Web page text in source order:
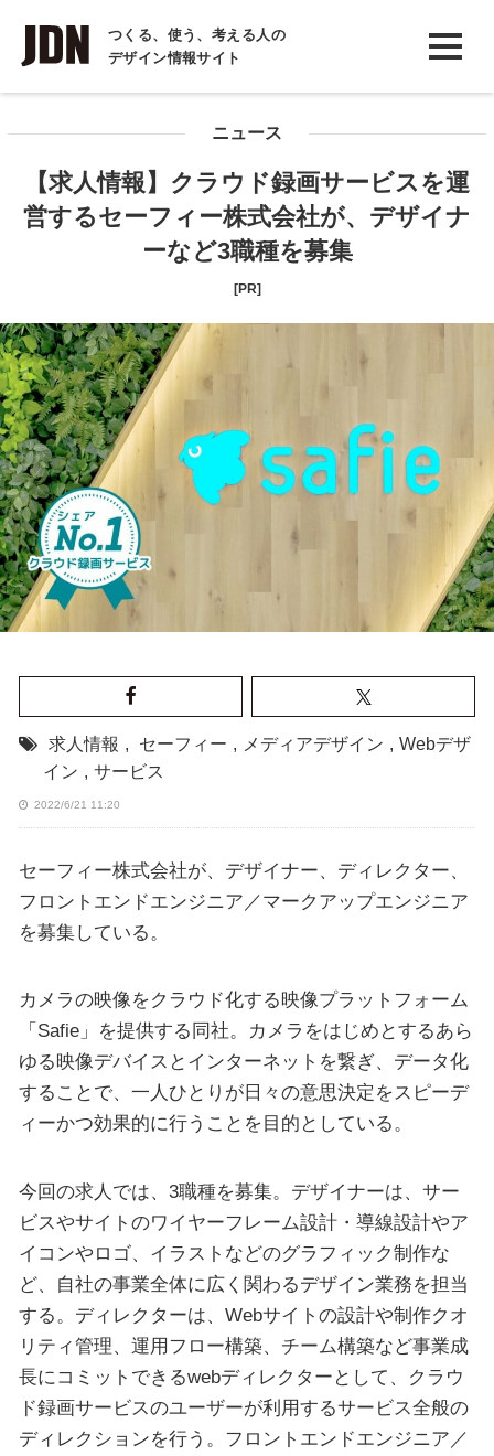
つくる、使う、考える人の
デザイン情報サイト
INTERVIEW
インタビュー
COLUMN
ニュース
【求人情報】クラウド録画サービスを運
営するセーフィー株式会社が、デザイナ
ーなど3職種を募集
[PR]
求人情報 , セーフィー , メディアデザイン , Webデザ
イン , サービス
2022/6/21 11:20
セーフィー株式会社が、デザイナー、ディレクター、
フロントエンドエンジニア／マークアップエンジニア
を募集している。
カメラの映像をクラウド化する映像プラットフォーム
「Safie」を提供する同社。カメラをはじめとするあら
ゆる映像デバイスとインターネットを繋ぎ、データ化
することで、一人ひとりが日々の意思決定をスピーデ
ィーかつ効果的に行うことを目的としている。
今回の求人では、3職種を募集。デザイナーは、サー
ビスやサイトのワイヤーフレーム設計・導線設計やア
イコンやロゴ、イラストなどのグラフィック制作な
ど、自社の事業全体に広く関わるデザイン業務を担当
する。ディレクターは、Webサイトの設計や制作クオ
リティ管理、運用フロー構築、チーム構築など事業成
長にコミットできるwebディレクターとして、クラウ
ド録画サービスのユーザーが利用するサービス全般の
ディレクションを行う。フロントエンドエンジニア／